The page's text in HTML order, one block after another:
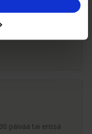
sinulle soveltuvan
päivää tai erissä